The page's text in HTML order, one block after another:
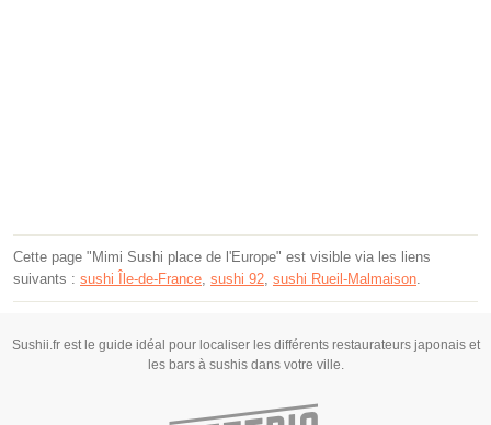
Cette page "Mimi Sushi place de l'Europe" est visible via les liens
suivants : sushi Île-de-France sushi 92 sushi Rueil-Malmaison
Sushii.fr est le guide idéal pour localiser les différents restaurateurs japonais et
les bars à sushis dans votre ville.